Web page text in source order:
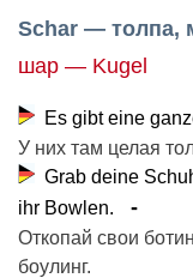
Schar — толпа,
шар — Kugel
Es gibt eine
У них там целая
Grab deine
ihr Bowlen.
Откопай свои
боулинг.